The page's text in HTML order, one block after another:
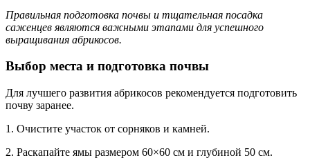
Правильная подготовка почвы и тщательная посадка
саженцев являются важными этапами для успешного
выращивания абрикосов.
Выбор места и подготовка почвы
Для лучшего развития абрикосов рекомендуется подготовить
почву заранее.
1. Очистите участок от сорняков и камней.
2. Раскапайте ямы размером 60×60 см и глубиной 50 см.